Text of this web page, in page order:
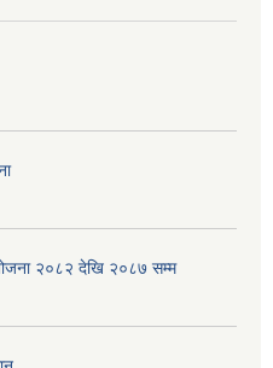
२०८२ देखि २०८७ सम्म